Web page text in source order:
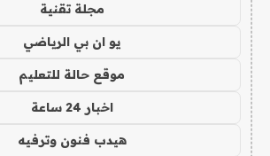
مجلة تقنية
يو ان بي الرياضي
موقع حالة للتعليم
اخبار 24 ساعة
هيدب فنون وترفيه